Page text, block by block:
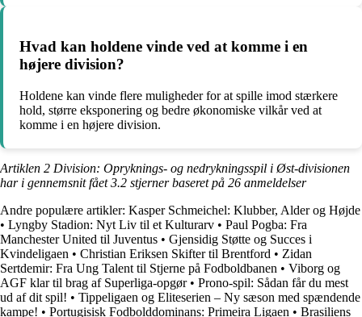
Hvad kan holdene vinde ved at komme i en
højere division?
Holdene kan vinde flere muligheder for at spille imod stærkere
hold, større eksponering og bedre økonomiske vilkår ved at
komme i en højere division.
Artiklen 2 Division: Opryknings- og nedrykningsspil i Øst-divisionen
har i gennemsnit fået3.2 stjerner baseret på 26 anmeldelser
Andre populære artikler: Kasper Schmeichel: Klubber, Alder og Højde
• Lyngby Stadion: Nyt Liv til et Kulturarv • Paul Pogba: Fra
Manchester United til Juventus • Gjensidig Støtte og Succes i
Kvindeligaen • Christian Eriksen Skifter til Brentford • Zidan
Sertdemir: Fra Ung Talent til Stjerne på Fodboldbanen • Viborg og
AGF klar til brag af Superliga-opgør• Prono-spil: Sådan får du mest
ud af dit spil! • Tippeligaen og Eliteserien – Ny sæson med spændende
kampe! • Portugisisk Fodbolddominans: Primeira Ligaen • Brasiliens